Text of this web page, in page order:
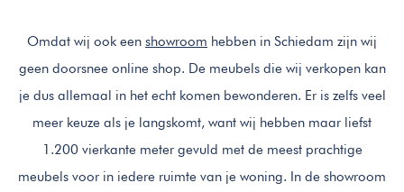
Omdat wij ook een showroom hebben in Schiedam zijn wij
geen doorsnee online shop. De meubels die wij verkopen kan
je dus allemaal in het echt komen bewonderen. Er is zelfs veel
meer keuze als je langskomt, want wij hebben maar liefst
1.200 vierkante meter gevuld met de meest prachtige
meubels voor in iedere ruimte van je woning. In de showroom